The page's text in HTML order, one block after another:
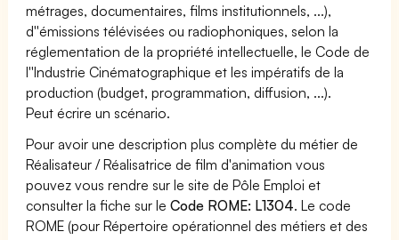
métrages, documentaires, films institutionnels, ...),
d''émissions télévisées ou radiophoniques, selon la
réglementation de la propriété intellectuelle, le Code de
l''Industrie Cinématographique et les impératifs de la
production (budget, programmation, diffusion, ...).
Peut écrire un scénario.
Pour avoir une description plus complète du métier de
Réalisateur / Réalisatrice de film d'animation vous
pouvez vous rendre sur le site de Pôle Emploi et
consulter la fiche sur leCode ROME: L1304. Le code
ROME (pour Répertoire opérationnel des métiers et des